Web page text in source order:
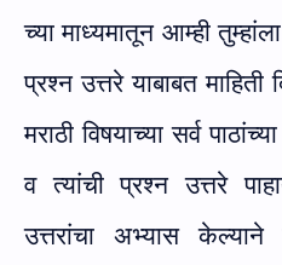
च्या माध्यमातून आम्ही
प्रश्न उत्तरे याबाबत
मराठी विषयाच्या सर्व
व त्यांची प्रश्न उत्तरे
उत्तरांचा अभ्यास केल्याने